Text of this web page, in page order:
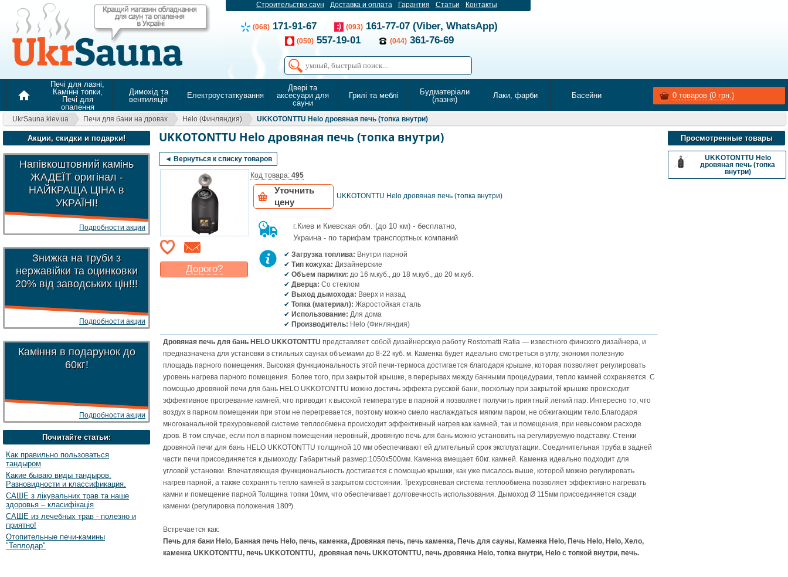
Строительство саун Доставка и оплата Гарантия Статьи Контакты
(068) 171-91-67 (093) 161-77-07 (Viber, WhatsApp)
(050) 557-19-01 (044) 361-76-69
home
Печі для лазні,
Камінні топки,
Печі для
опалення
Димохід та
вентиляція
Електроустаткування
Двері та
аксесуари для
сауни
Грилі та меблі
Будматеріали
(лазня)
Лаки, фарби Басейни 0 товаров (0 грн.)
UkrSauna.kiev.ua Печи для бани на дровах Helo (Финляндия) UKKOTONTTU Helo дровяная печь (топка внутри)
Акции, скидки и подарки!
Напівкоштовний камінь
ЖАДЕЇТ оригінал -
НАЙКРАЩА ЦІНА в
УКРАЇНІ!
Подробности акции
Знижка на труби з
нержавійки та оцинковки
20% від заводських цін!!!
Подробности акции
Каміння в подарунок до
60кг!
Подробности акции
Почитайте статьи:
Как правильно пользоваться
тандыром
Какие бываю виды тандыров.
Разновидности и классификация.
САШЕ з лікувальних трав та наше
здоровья – класифікація
САШЕ из лечебных трав - полезно и
приятно!
Отопительные печи-камины
"Теплодар"
UKKOTONTTU Helo дровяная печь (топка внутри)
◄ Вернуться к списку товаров
Дорого?
Код товара: 495
Уточнить
цену
UKKOTONTTU Helo дровяная печь (топка внутри)
г.Киев и Киевская обл. (до 10 км) - бесплатно,
Украина - по тарифам транспортных компаний
Загрузка топлива: Внутри парной
Тип кожуха: Дизайнерские
Объем парилки: до 16 м.куб., до 18 м.куб., до 20 м.куб.
Дверца: Со стеклом
Выход дымохода: Вверх и назад
Топка (материал): Жаростойкая сталь
Использование: Для дома
Производитель: Helo (Финляндия)
Дровяная печь для бань HELO UKKOTONTTU представляет собой дизайнерскую работу Rostomatti Ratia — известного финского дизайнера, и
предназначена для установки в стильных саунах объемами до 8-22 куб. м. Каменка будет идеально смотреться в углу, экономя полезную
площадь парного помещения. Высокая функциональность этой печи-термоса достигается благодаря крышке, которая позволяет регулировать
уровень нагрева парного помещения. Более того, при закрытой крышке, в перерывах между банными процедурами, тепло камней сохраняется. С
помощью дровяной печи для бань HELO UKKOTONTTU можно достичь эффекта русской бани, поскольку при закрытой крышке происходит
эффективное прогревание камней, что приводит к высокой температуре в парной и позволяет получить приятный легкий пар. Интересно то, что
воздух в парном помещении при этом не перегревается, поэтому можно смело наслаждаться мягким паром, не обжигающим тело.Благодаря
многоканальной трехуровневой системе теплообмена происходит эффективный нагрев как камней, так и помещения, при невысоком расходе
дров. В том случае, если пол в парном помещении неровный, дровяную печь для бань можно установить на регулируемую подставку. Стенки
дровяной печи для бань HELO UKKOTONTTU толщиной 10 мм обеспечивают ей длительный срок эксплуатации. Соединительная труба в задней
части печи присоединяется к дымоходу. Габаритный размер:1050х500мм. Каменка вмещает 60кг. камней. Каменка идеально подходит для
угловой установки. Впечатляющая функциональность достигается с помощью крышки, как уже писалось выше, которой можно регулировать
нагрев парной, а также сохранять тепло камней в закрытом состоянии. Трехуровневая система теплообмена позволяет эффективно нагревать
камни и помещение парной Толщина топки 10мм, что обеспечивает долговечность использования. Дымоход Ø 115мм присоединяется сзади
каменки (регулировка положения 180º).
Встречается как:
Печь для бани Helo, Банная печь Helo, печь, каменка, Дровяная печь, печь каменка, Печь для сауны, Каменка Helo, Печь Helo, Helo, Хело,
каменка UKKOTONTTU, печь UKKOTONTTU, дровяная печь UKKOTONTTU, печь дровянка Helo, топка внутри, Helo с топкой внутри, печь.
Просмотренные товары
UKKOTONTTU Helo
дровяная печь (топка
внутри)